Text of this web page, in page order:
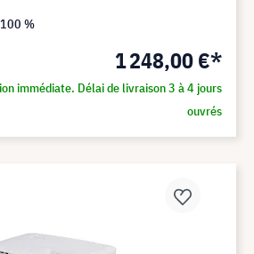
1 248,00 €*
immédiate. Délai de livraison 3 à 4 jours
ouvrés
100 %